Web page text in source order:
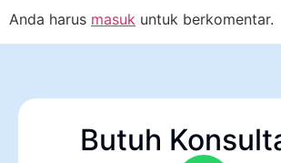
Anda harus masuk untuk berkomentar.
Butuh